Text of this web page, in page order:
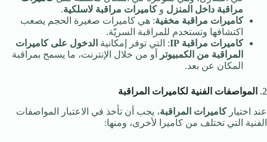
مراقبة داخل المنزل وكاميرات مراقبة لاسلكية.
كاميرات مراقبة مخفية: هي كاميرات صغيرة الحجم يصعب
اكتشافها وتستخدم للمراقبة السريّة.
كاميرات مراقبة IP
: التي توفر إمكانية الدخول على كاميرات
المراقبة من الكمبيوتر
أو من خلال الإنترنت، ما يسمح بمراقبة
المكان عن بعد.
2.
المواصفات الفنية لكاميرات المراقبة
عند اختياركاميرات المراقبة، يجب أن تأخذ في الاعتبار المواصفات
الفنية التي تختلف من كاميرا لأخرى، ومنها: